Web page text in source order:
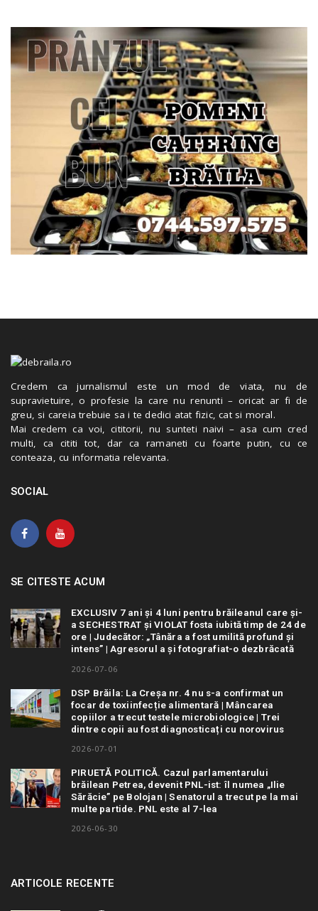
Credem ca jurnalismul este un mod de viata, nu de
supravietuire, o profesie la care nu renunti – oricat ar fi de
greu, si careia trebuie sa i te dedici atat fizic, cat si moral.
Mai credem ca voi, cititorii, nu sunteti naivi – asa cum cred
multi, ca cititi tot, dar ca ramaneti cu foarte putin, cu ce
conteaza, cu informatia relevanta.
SOCIAL
SE CITESTE ACUM
EXCLUSIV 7 ani și 4 luni pentru brăileanul care și-
a SECHESTRAT și VIOLAT fosta iubită timp de 24 de
ore | Judecător: „Tânăra a fost umilită profund și
intens” | Agresorul a și fotografiat-o dezbrăcată
2026-07-06
DSP Brăila: La Creșa nr. 4 nu s-a confirmat un
focar de toxiinfecție alimentară | Mâncarea
copiilor a trecut testele microbiologice | Trei
dintre copii au fost diagnosticați cu norovirus
2026-07-01
PIRUETĂ POLITICĂ. Cazul parlamentarului
brăilean Petrea, devenit PNL-ist: îl numea „Ilie
Sărăcie” pe Bolojan | Senatorul a trecut pe la mai
multe partide. PNL este al 7-lea
2026-06-30
ARTICOLE RECENTE